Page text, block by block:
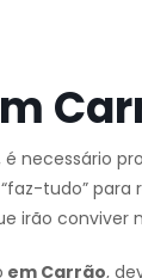
é necessário
tudo” para
irão conviver
em Carrão,